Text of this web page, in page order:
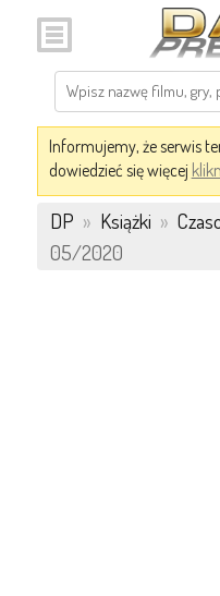
Informujemy, że serwis
dowiedzieć się więcej
DP » Książki »
05/2020